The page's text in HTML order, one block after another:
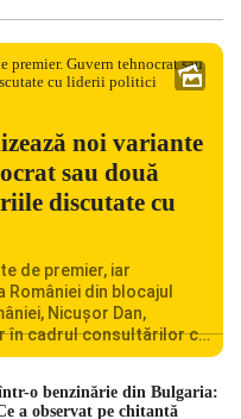
noi variante
sau două
discutate cu
de premier, iar
din blocajul
Nicușor Dan,
în cadrul consultărilor cu
despre scenariul unui
a două cabinete
noi variante de premier
o benzinărie din Bulgaria:
a observat pe chitanță